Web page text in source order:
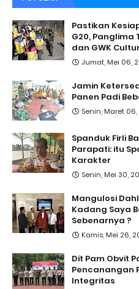
Pastikan
G20, Panglima
dan GWK
Jumat, Mei 06,
Jamin
Panen Padi
Senin, Maret
Spanduk Firli
Parapati: itu
Karakter
Senin, Mei 30,
Mangulosi
Kadang Saya
Sebenarnya ?
Kamis, Mei 26,
Dit Pam Obvit
Pencanangan
Integritas